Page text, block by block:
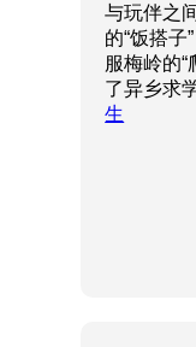
与玩伴之
的“饭搭子
服梅岭的
了异乡求
生